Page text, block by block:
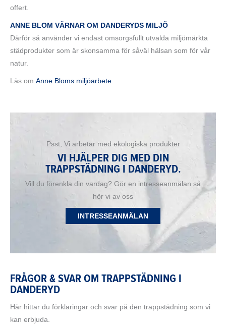
offert.
ANNE BLOM VÄRNAR OM DANDERYDS MILJÖ
Därför så använder vi endast omsorgsfullt utvalda miljömärkta
städprodukter som är skonsamma för såväl hälsan som för vår
natur.
Läs om Anne Bloms miljöarbete
Psst, Vi arbetar med ekologiska produkter
VI HJÄLPER DIG MED DIN
TRAPPSTÄDNING I DANDERYD.
Vill du förenkla din vardag? Gör en intresseanmälan så
hör vi av oss
INTRESSEANMÄLAN
FRÅGOR & SVAR OM TRAPPSTÄDNING I
DANDERYD
Här hittar du förklaringar och svar på den trappstädning som vi
kan erbjuda.